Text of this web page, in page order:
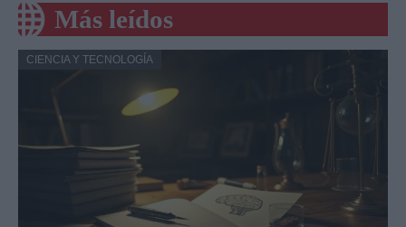
Más leídos
CIENCIA Y TECNOLOGÍA